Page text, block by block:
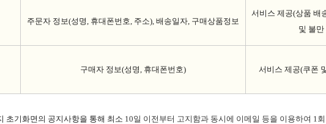
주문자 정보(성명, 휴대폰번호, 주소), 배송일자, 구매상품정보
서비스 제공(상품 배
및 불만
구매자 정보(성명, 휴대폰번호) 서비스 제공(쿠폰
초기화면의 공지사항을 통해 최소 10일 이전부터 고지함과 동시에 이메일 등을 이용하여 1